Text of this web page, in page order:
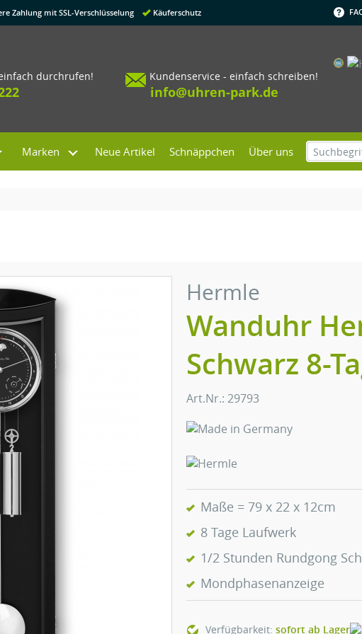
Zahlung mit SSL-Verschlüsselung Käuferschutz
durchrufen! Kundenservice - einfach schreiben!
info@uhren-park.de
Marken Neue Artikel Schnäppchen Über uns
Hermle
Wanduhr
Schwarz 8-
Art.Nr.: 29793
Maße = 79 x 22 x 12cm
8 Tage Laufwerk
1/2 Stunden Rundgong
Mondphasenanzeige
Verfügbarkeit: sofort ab Lager